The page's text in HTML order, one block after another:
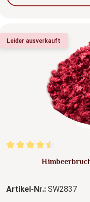
Leider ausverkauft
Durchschnittliche
Artikel-Nr.: SW2837